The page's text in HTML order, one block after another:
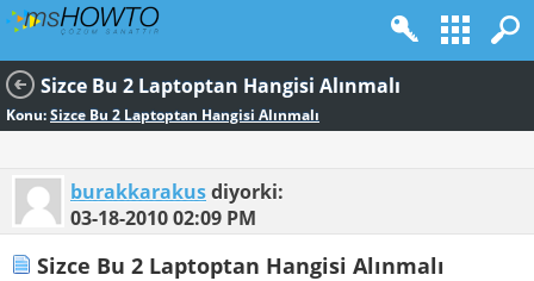
Sizce Bu 2 Laptoptan Hangisi Alınmalı
Konu:Sizce Bu 2 Laptoptan Hangisi Alınmalı
burakkarakusdiyorki:
03-18-201002:09 PM
Sizce Bu 2 Laptoptan Hangisi Alınmalı